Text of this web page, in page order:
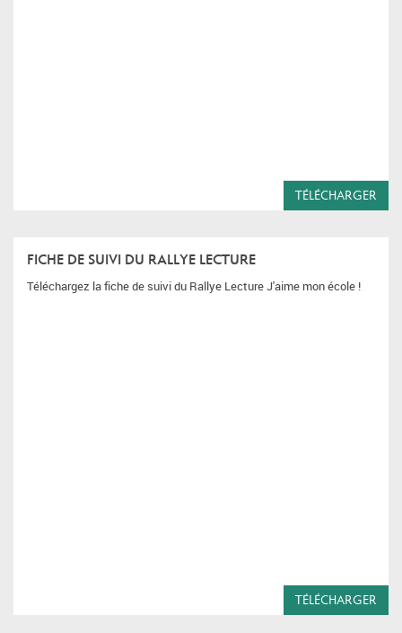
TÉLÉCHARGER
FICHE DE SUIVI DU RALLYE LECTURE
Téléchargez la fiche de suivi du Rallye Lecture J'aime mon école !
TÉLÉCHARGER